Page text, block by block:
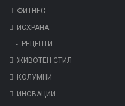
ФИТНЕС
ИСХРАНА
РЕЦЕПТИ
ЖИВОТЕН СТИЛ
КОЛУМНИ
ИНОВАЦИИ